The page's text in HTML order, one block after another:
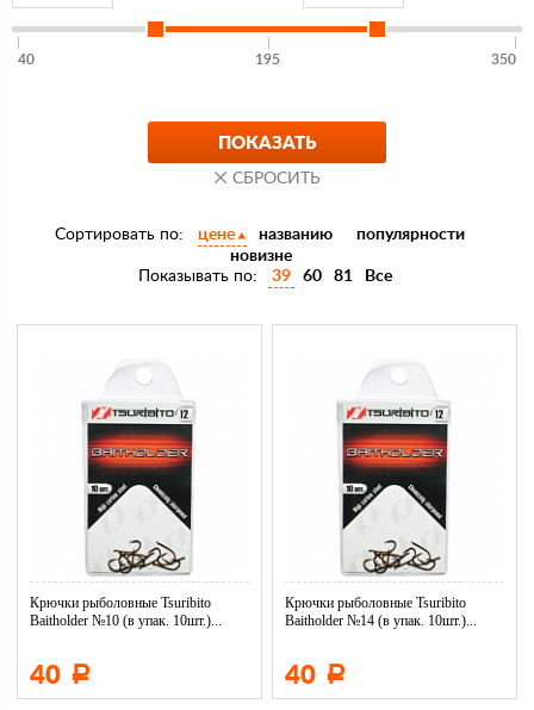
40 195 350
Сортировать по: цене названию
популярности
новизне
Показывать по:
39 60 81 Все
Крючки рыболовные Tsuribito
Baitholder №10 (в упак. 10шт.)...
40 Р
Крючки рыболовные Tsuribito
Baitholder №14 (в упак. 10шт.)...
40 Р